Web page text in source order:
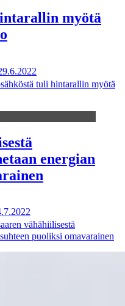
myötä
tuli hintarallin myötä
energian
vähähiilisestä
puoliksi omavarainen